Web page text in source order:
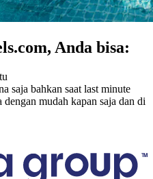
Anda bisa:
saja bahkan saat last minute
mudah kapan saja dan di